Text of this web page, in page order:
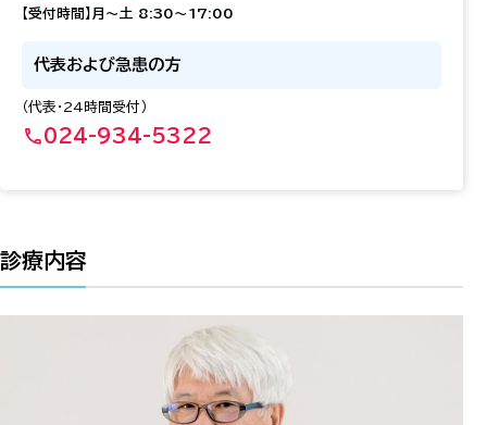
【受付時間】月～土 8:30～17:00
代表および急患の方
（代表・24時間受付）
024-934-5322
診療内容